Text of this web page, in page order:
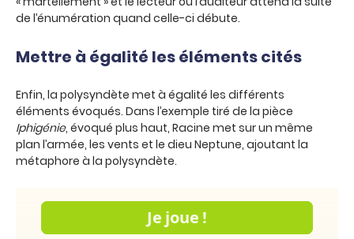
de l’énumération quand celle-ci débute.
Mettre à égalité les éléments cités
Enfin, la polysyndète met à égalité les différents
éléments évoqués. Dans l’exemple tiré de la pièce
Iphigénie, évoqué plus haut, Racine met sur un même
plan l’armée, les vents et le dieu Neptune, ajoutant la
métaphore à la polysyndète.